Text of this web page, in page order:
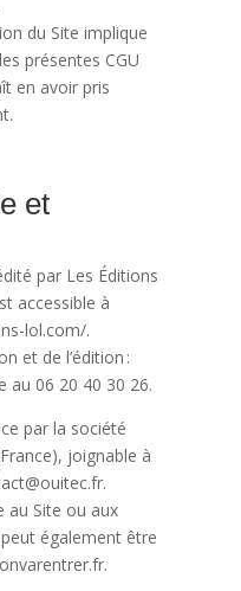
du Site implique
présentes CGU
en avoir pris
et
par Les Éditions
accessible à
lol.com/.
et de l’édition :
au 06 20 40 30 26.
par la société
joignable à
au Site ou aux
également être